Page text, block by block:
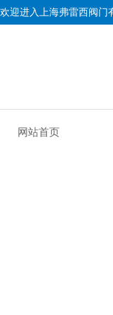
欢迎进入上海弗雷西阀门
网站首页